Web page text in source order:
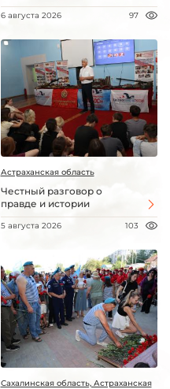
6 августа 2026 97
Астраханская область
Честный разговор о
правде и истории
5 августа 2026 103
Сахалинская область, Астраханская